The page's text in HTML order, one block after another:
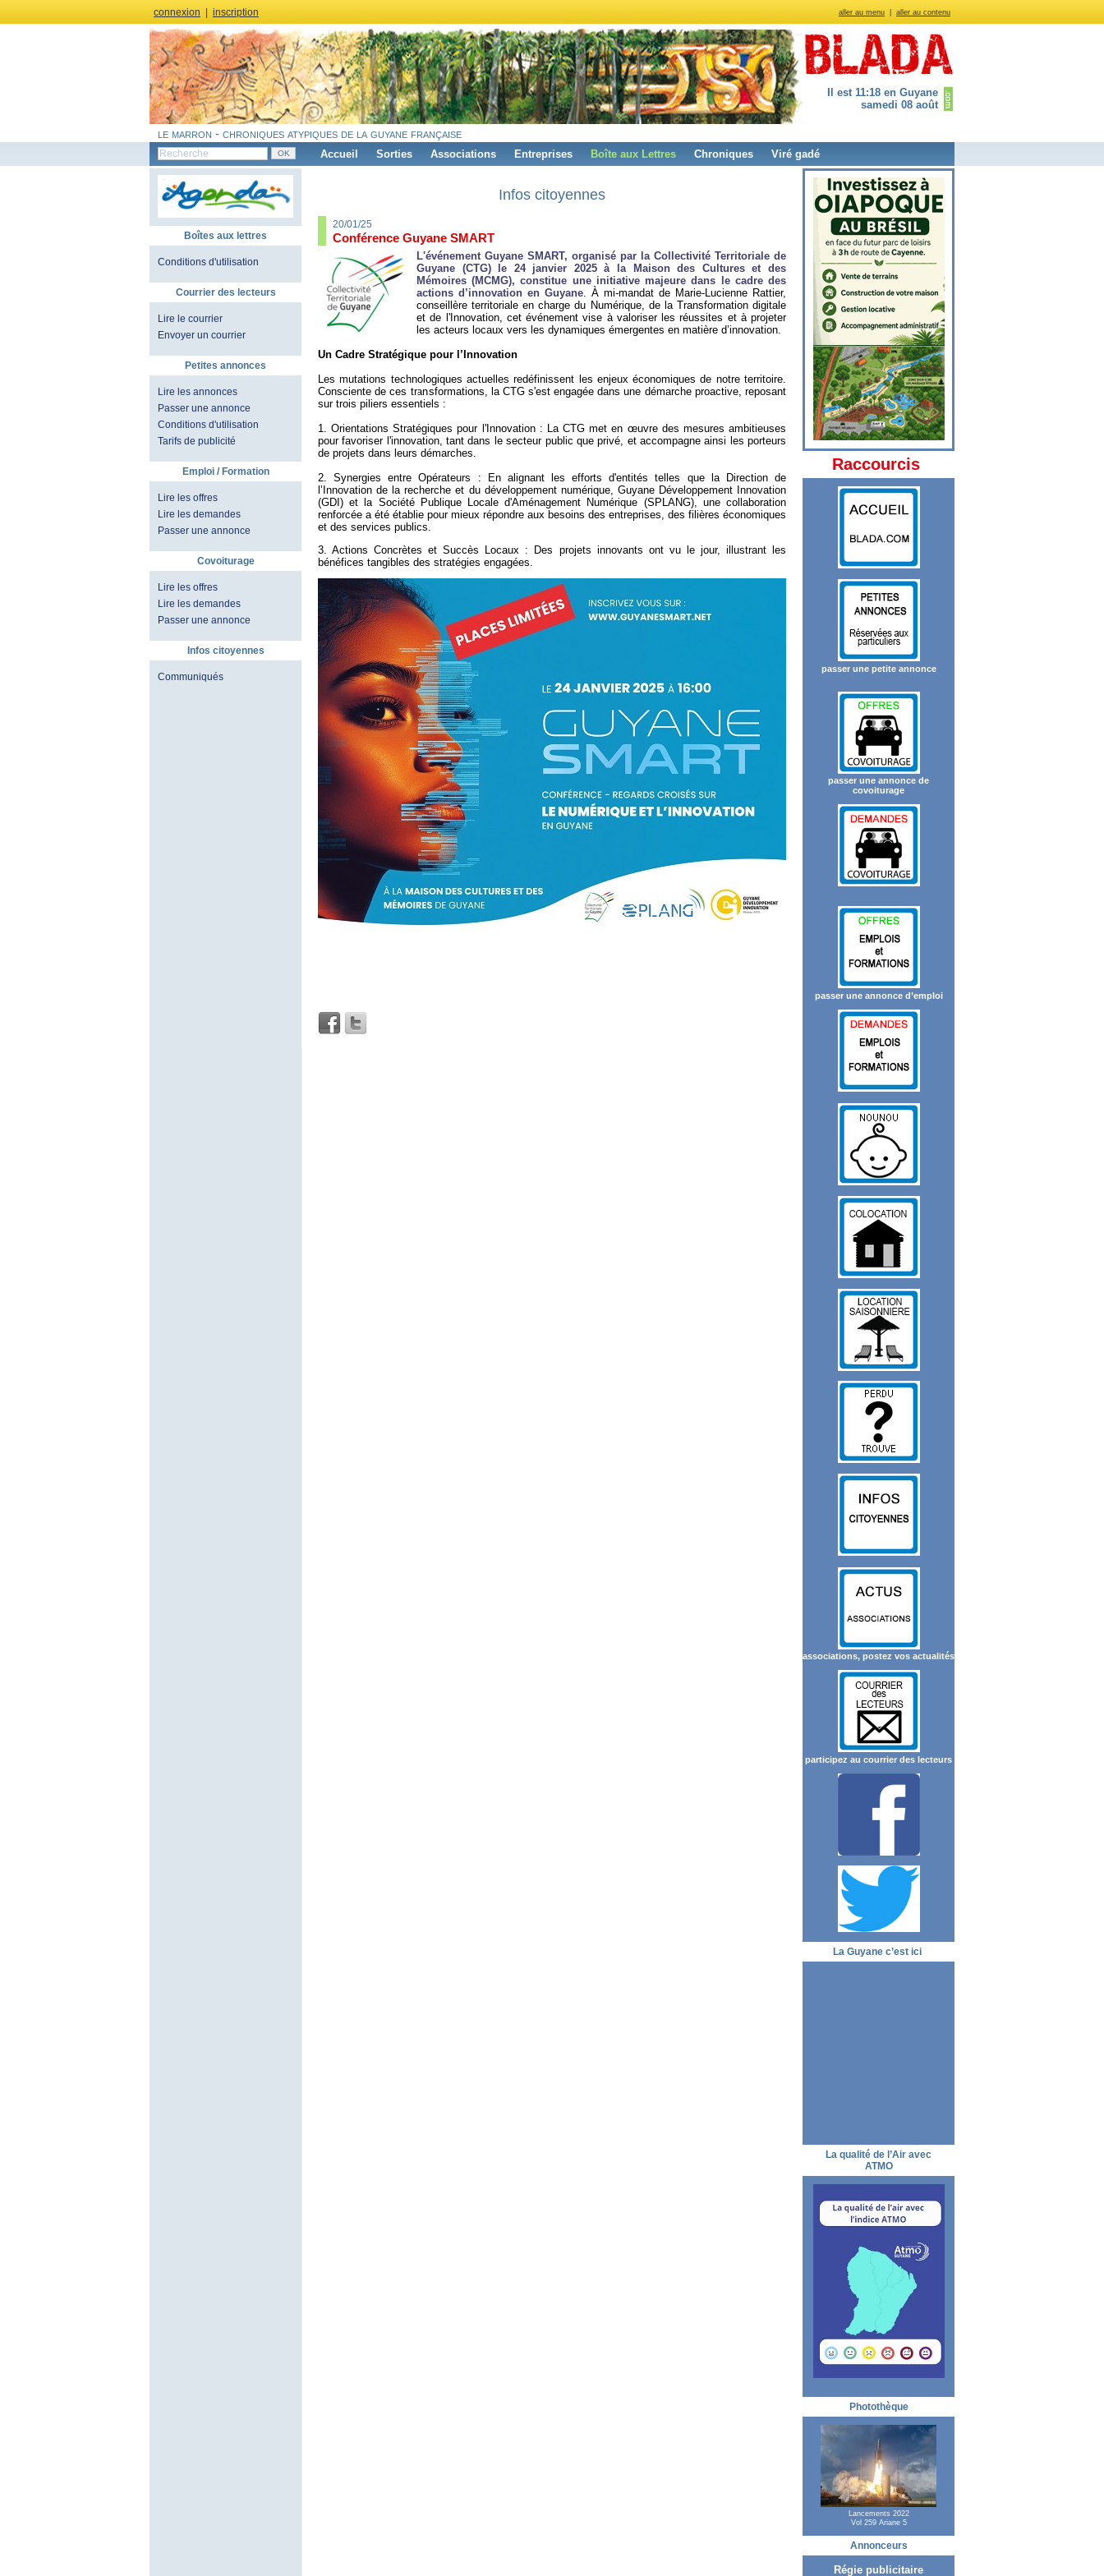
aller au menu aller au contenu
connexion inscription
Il est 11:18 en Guyane
samedi 08 août
le marron - chroniques atypiques de la guyane française
Accueil Sorties Associations Entreprises Boîte aux Lettres Chroniques Viré gadé
Boîtes aux lettres
Conditions d'utilisation
Courrier des lecteurs
Lire le courrier
Envoyer un courrier
Petites annonces
Lire les annonces
Passer une annonce
Conditions d'utilisation
Tarifs de publicité
Emploi / Formation
Lire les offres
Lire les demandes
Passer une annonce
Covoiturage
Lire les offres
Lire les demandes
Passer une annonce
Infos citoyennes
Communiqués
Infos citoyennes
20/01/25
Conférence Guyane SMART
L'événement Guyane SMART, organisé par la Collectivité Territoriale de
Guyane (CTG) le 24 janvier 2025 à la Maison des Cultures et des
Mémoires (MCMG), constitue une initiative majeure dans le cadre des
actions d’innovation en Guyane . À mi-mandat de Marie-Lucienne Rattier,
conseillère territoriale en charge du Numérique, de la Transformation digitale
et de l'Innovation, cet événement vise à valoriser les réussites et à projeter
les acteurs locaux vers les dynamiques émergentes en matière d’innovation.
Un Cadre Stratégique pour l’Innovation
Les mutations technologiques actuelles redéfinissent les enjeux économiques de notre territoire.
Consciente de ces transformations, la CTG s'est engagée dans une démarche proactive, reposant
sur trois piliers essentiels :
1. Orientations Stratégiques pour l'Innovation : La CTG met en œuvre des mesures ambitieuses
pour favoriser l'innovation, tant dans le secteur public que privé, et accompagne ainsi les porteurs
de projets dans leurs démarches.
2. Synergies entre Opérateurs : En alignant les efforts d'entités telles que la Direction de
l’Innovation de la recherche et du développement numérique, Guyane Développement Innovation
(GDI) et la Société Publique Locale d'Aménagement Numérique (SPLANG), une collaboration
renforcée a été établie pour mieux répondre aux besoins des entreprises, des filières économiques
et des services publics.
3. Actions Concrètes et Succès Locaux : Des projets innovants ont vu le jour, illustrant les
bénéfices tangibles des stratégies engagées.
Raccourcis
passer une petite annonce
passer une annonce de
covoiturage
passer une annonce d’emploi
associations, postez vos actualités
participez au courrier des lecteurs
La Guyane c’est ici
La qualité de l’Air avec
ATMO
Photothèque
Lancements 2022
Vol 259 Ariane 5
Annonceurs
Régie publicitaire